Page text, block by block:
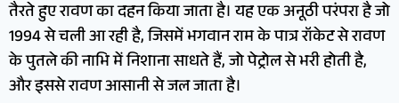
तैरते हुए रावण का दहन किया जाता है। यह एक अनूठी परंपरा है जो
1994 से चली आ रही है, जिसमें भगवान राम के पात्र रॉकेट से रावण
के पुतले की नाभि में निशाना साधते हैं, जो पेट्रोल से भरी होती है,
और इससे रावण आसानी से जल जाता है।